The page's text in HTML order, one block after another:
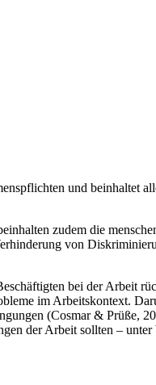
und beinhaltet
zudem die
von
bei der Arbeit
im Arbeitskontext.
(Cosmar & Prüße,
der Arbeit sollten –